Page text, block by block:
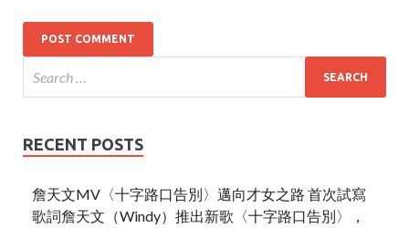
RECENT POSTS
詹天文MV〈十字路口告別〉邁向才女之路 首次試寫
歌詞詹天文（Windy）推出新歌〈十字路口告別〉，